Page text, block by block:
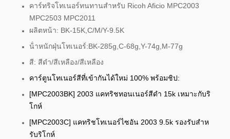
คาร์ทริจโทเนอร์ทนทานสําหรับ Ricoh Aficio MPC2003
MPC2503 MPC2011
ผลิตหน้า: BK-15K,C/M/Y-9.5K
น้ําหนักฝุ่นโทเนอร์:BK-285g,C-68g,Y-74g,M-77g
สี: สีดํา/สีเหลือง/สีเหลือง
คาร์ตูนโทเนอร์สีที่เข้ากันได้ใหม่ 100% พร้อมชิป:
[MPC2003BK] 2003 แคทริชทอนเนอร์สีดํา 15k เหมาะกับริ
โกห์
[MPC2003C] แคทริชโทเนอร์ไซอัน 2003 9.5k รองรับสําห
รับริโกห์